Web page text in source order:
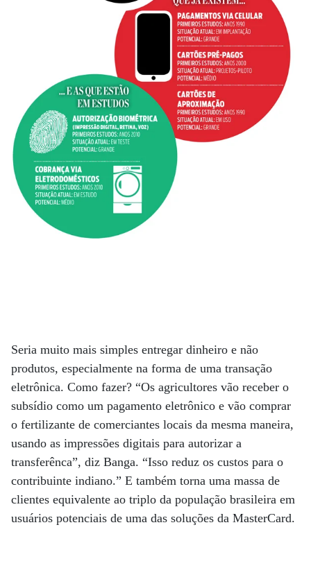
Seria muito mais simples entregar dinheiro e não
produtos, especialmente na forma de uma transação
eletrônica. Como fazer? “Os agricultores vão receber o
subsídio como um pagamento eletrônico e vão comprar
o fertilizante de comerciantes locais da mesma maneira,
usando as impressões digitais para autorizar a
transferênca”, diz Banga. “Isso reduz os custos para o
contribuinte indiano.” E também torna uma massa de
clientes equivalente ao triplo da população brasileira em
usuários potenciais de uma das soluções da MasterCard.